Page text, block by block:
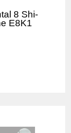
8 Shi-
E8K1